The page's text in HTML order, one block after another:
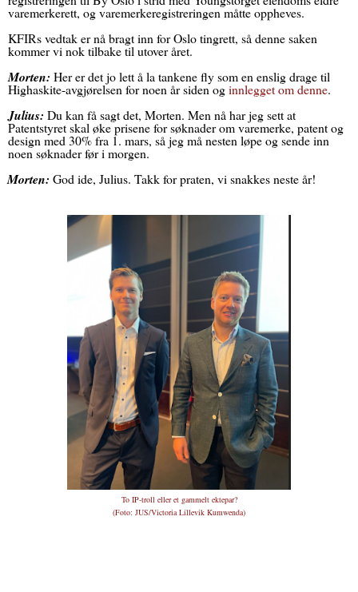
varemerkerett, og varemerkeregistreringen måtte oppheves.
KFIRs vedtak er nå bragt inn for Oslo tingrett, så denne saken
kommer vi nok tilbake til utover året.
Morten: Her er det jo lett å la tankene fly som en enslig drage til
Highaskite-avgjørelsen for noen år siden oginnlegget om denne.
Julius: Du kan få sagt det, Morten. Men nå har jeg sett at
Patentstyret skal øke prisene for søknader om varemerke, patent og
design med 30% fra 1. mars, så jeg må nesten løpe og sende inn
noen søknader før i morgen.
Morten: God ide, Julius. Takk for praten, vi snakkes neste år!
To IP-troll eller et gammelt ektepar?
(Foto: JUS/Victoria Lillevik Kumwenda)